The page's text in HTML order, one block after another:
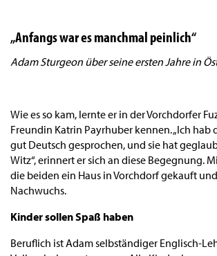
„Anfangs war es manchmal peinlich“
Adam Sturgeon über seine ersten Jahre in
Wie es so kam, lernte er in der Vorchdorfer
Freundin Katrin Payrhuber kennen. „Ich hab
gut Deutsch gesprochen, und sie hat
Witz“, erinnert er sich an diese Begegnung.
die beiden ein Haus in Vorchdorf gekauft
Nachwuchs.
Kinder sollen Spaß haben
Beruflich ist Adam selbständiger Englisch-